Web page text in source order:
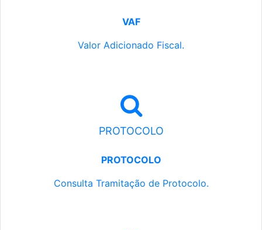
VAF
Valor Adicionado Fiscal.
PROTOCOLO
PROTOCOLO
Consulta Tramitação de Protocolo.